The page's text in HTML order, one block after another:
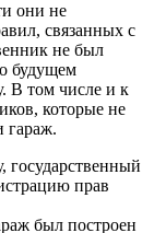
они не
связанных с
не был
будущем
В том числе и к
которые не
гараж.
государственный
прав
был построен